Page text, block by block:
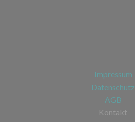
Impressum
Datenschutz
AGB
Kontakt